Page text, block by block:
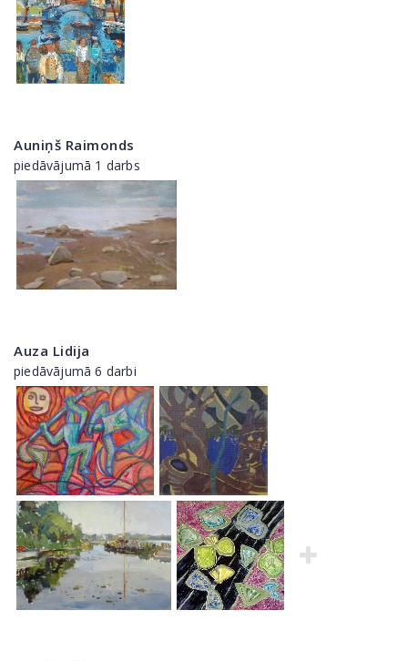
Auniņš Raimonds
piedāvājumā 1 darbs
Auza Lidija
piedāvājumā 6 darbi